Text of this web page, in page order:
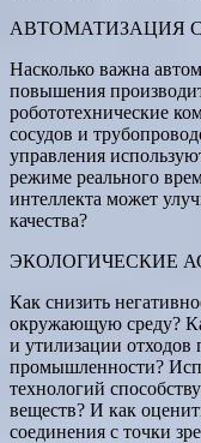
АВТОМАТИЗАЦИЯ
Насколько важна
повышения
робототехнические
сосудов и
управления
режиме реального
интеллекта может
качества?
ЭКОЛОГИЧЕСКИЕ
Как снизить
окружающую среду?
и утилизации
промышленности?
технологий
веществ? И как
соединения с точки